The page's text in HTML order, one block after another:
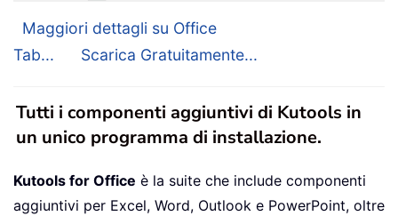
Maggiori dettagli su Office
Tab...
Scarica Gratuitamente...
Tutti i componenti aggiuntivi di Kutools in
un unico programma di installazione.
Kutools for Office è la suite che include componenti
aggiuntivi per Excel, Word, Outlook e PowerPoint, oltre